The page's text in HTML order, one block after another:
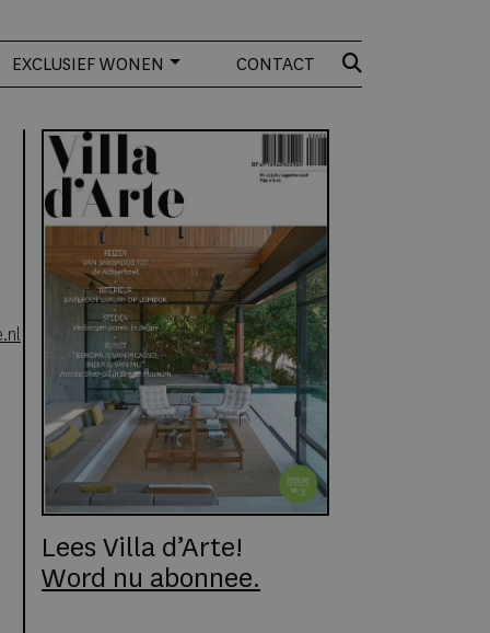
EXCLUSIEF WONEN CONTACT
Lees Villa d’Arte!
Word nu abonnee.